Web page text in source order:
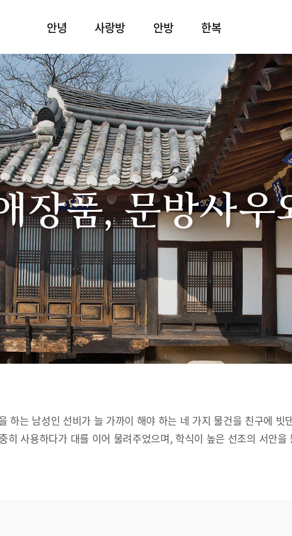
안녕 사랑방 안방 한복
장품, 문방사우
하는 남성인 선비가 늘 가까이 해야 하는 네 가지 물건을 친구에 빗
히 사용하다가 대를 이어 물려주었으며, 학식이 높은 선조의 서안을